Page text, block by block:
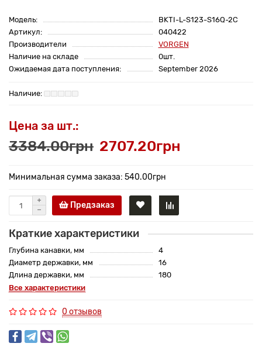
Модель:
BKTI-L-S123-S16Q-2C
Артикул:
040422
Производители
VORGEN
Наличие на складе
0шт.
Ожидаемая дата поступления:
September 2026
Цена за шт.:
3384.00грн 2707.20грн
Минимальная сумма заказа: 540.00грн
Предзаказ
Краткие характеристики
Глубина канавки, мм
4
Диаметр державки, мм
16
Длина державки, мм
180
Все характеристики
0 отзывов